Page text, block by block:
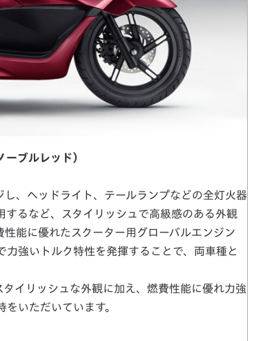
ブルレッド）
、ヘッドライト、テールランプなどの全灯火器
るなど、スタイリッシュで高級感のある外観
能に優れたスクーター用グローバルエンジン
力強いトルク特性を発揮することで、両車種と
イリッシュな外観に加え、燃費性能に優れ力強
いただいています。